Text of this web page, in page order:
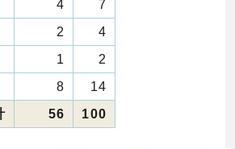
4
7
2
4
1
2
8
14
56 100